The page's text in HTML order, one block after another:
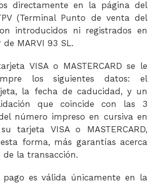
directamente en la página del
(Terminal Punto de venta del
introducidos ni registrados en
MARVI 93 SL.
VISA o MASTERCARD se le
los siguientes datos: el
la fecha de caducidad, y un
que coincide con las 3
número impreso en cursiva en
tarjeta VISA o MASTERCARD,
forma, más garantías acerca
la transacción.
es válida únicamente en la